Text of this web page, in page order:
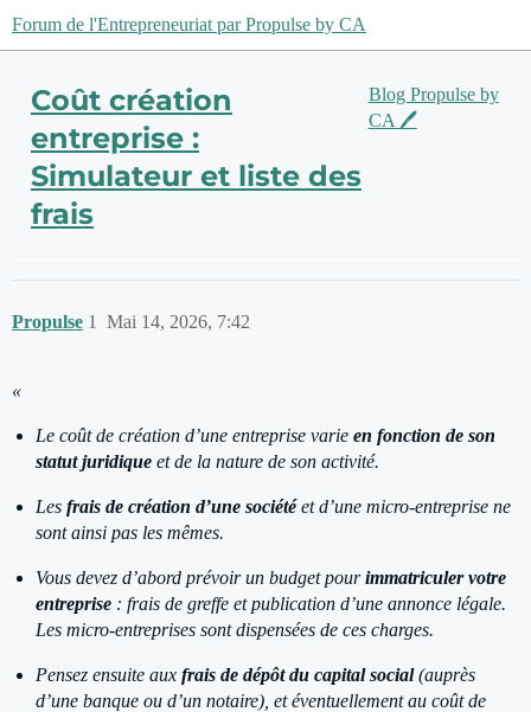
Forum de l'Entrepreneuriat par Propulse by CA
Coût création
entreprise :
Simulateur et liste des
frais
Blog Propulse by
CA 🖊️
Propulse Mai 14, 2026, 7:42
1
«
Le coût de création d’une entreprise varie en fonction de son
statut juridique et de la nature de son activité.
Les frais de création d’une sociétéet d’une micro-entreprise ne
sont ainsi pas les mêmes.
Vous devez d’abord prévoir un budget pourimmatriculer votre
entreprise : frais de greffe et publication d’une annonce légale.
Les micro-entreprises sont dispensées de ces charges.
Pensez ensuite aux frais de dépôt du capital social(auprès
d’une banque ou d’un notaire), et éventuellement au coût de